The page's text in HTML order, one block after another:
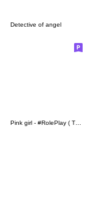
Detective of angel